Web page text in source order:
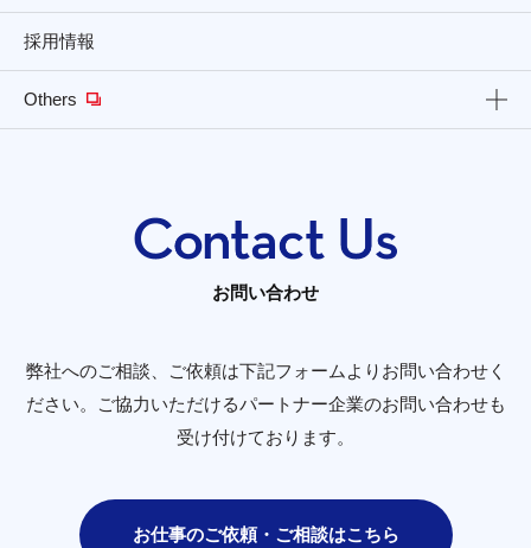
採用情報
Others
お問い合わせ
弊社へのご相談、ご依頼は下記フォームよりお問い合わせく
ださい。
ご協力いただけるパートナー企業のお問い合わせも
受け付けております。
お仕事のご依頼・ご相談はこちら